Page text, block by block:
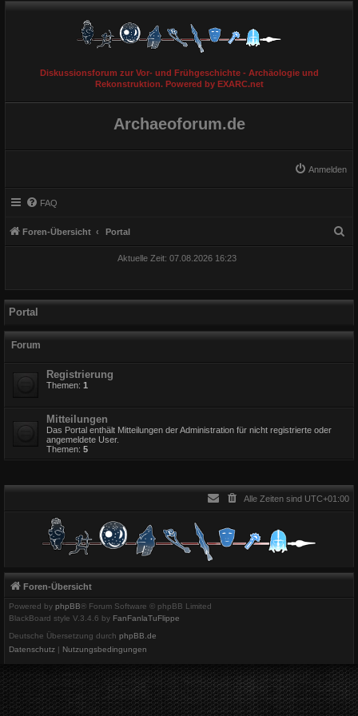
Diskussionsforum zur Vor- und Frühgeschichte - Archäologie und
Rekonstruktion. Powered by EXARC.net
Archaeoforum.de
Anmelden
FAQ
Foren-Übersicht Portal
Aktuelle Zeit: 07.08.2026 16:23
Portal
Forum
Registrierung
Themen: 1
Mitteilungen
Das Portal enthält Mitteilungen der Administration für nicht registrierte oder
angemeldete User.
Themen: 5
Alle Zeiten sind UTC+01:00
Foren-Übersicht
Powered by phpBB® Forum Software © phpBB Limited
BlackBoard style V.3.4.6 by FanFanlaTuFlippe
Deutsche Übersetzung durch phpBB.de
Datenschutz
Nutzungsbedingungen